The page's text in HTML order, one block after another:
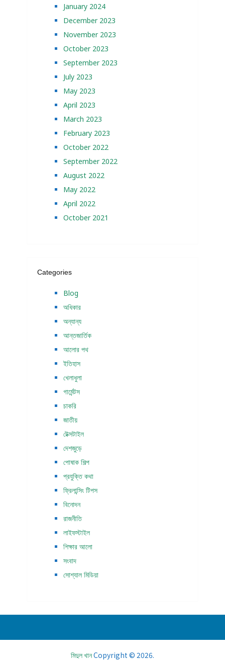
January 2024
December 2023
November 2023
October 2023
September 2023
July 2023
May 2023
April 2023
March 2023
February 2023
October 2022
September 2022
August 2022
May 2022
April 2022
October 2021
Categories
Blog
অধিকার
অন্যান্য
আন্তজার্তিক
আলোর পথ
ইতিহাস
খেলাধুলা
গার্মেন্টস
চাকরি
জাতীয়
টেক্সটাইল
দেশজুড়ে
পোষাক শিল্প
প্রযুক্তি কথা
ফ্রিলান্সিং টিপস
বিনোদন
রাজনীতি
লাইফস্টাইল
শিক্ষার আলো
সংবাদ
সোশ্যাল মিডিয়া
মিদুল খানCopyright © 2026.